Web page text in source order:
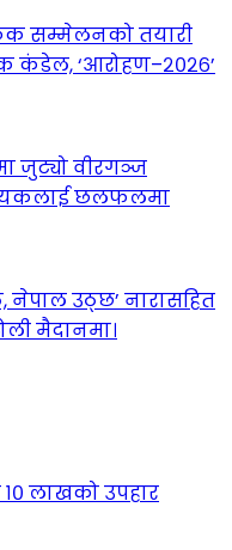
सम्मेलनको तयारी
कंडेल, ‘आरोहण–२०२६’
जुट्यो वीरगञ्ज
छलफलमा
नेपाल उठ्छ’ नारासहित
मैदानमा।
लाखको उपहार